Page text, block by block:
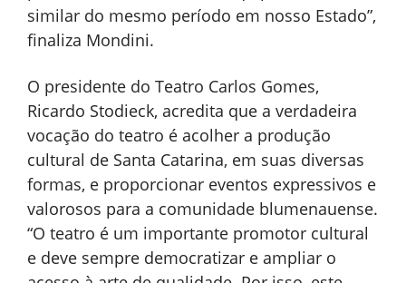
similar do mesmo período em nosso Estado”,
finaliza Mondini.
O presidente do Teatro Carlos Gomes,
Ricardo Stodieck, acredita que a verdadeira
vocação do teatro é acolher a produção
cultural de Santa Catarina, em suas diversas
formas, e proporcionar eventos expressivos e
valorosos para a comunidade blumenauense.
“O teatro é um importante promotor cultural
e deve sempre democratizar e ampliar o